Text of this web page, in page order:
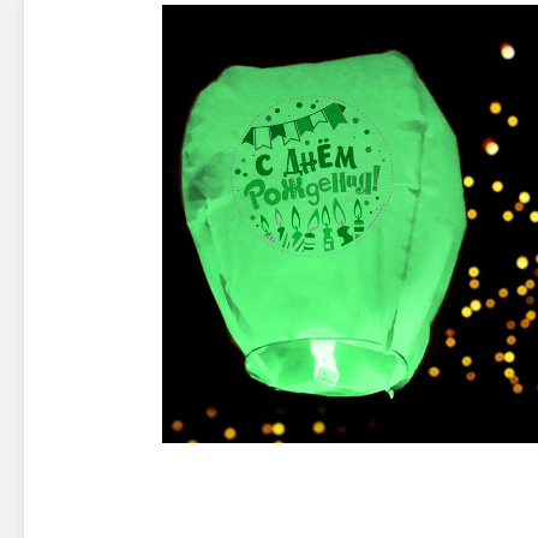
Фейерверки на свадьбу
Фейерверк-шоу
Батареи салютов
Цветной дым
Батареи салютов
Маленькие фейерверки
Супер-фейерверки
Петарды
Бабочки,
Жуки